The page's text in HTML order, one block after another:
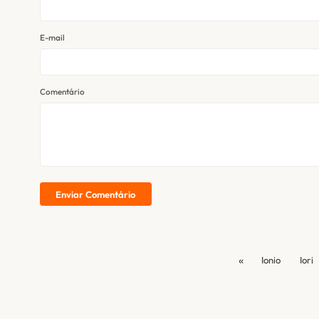
E-mail
Comentário
Enviar Comentário
« Ionio Iori